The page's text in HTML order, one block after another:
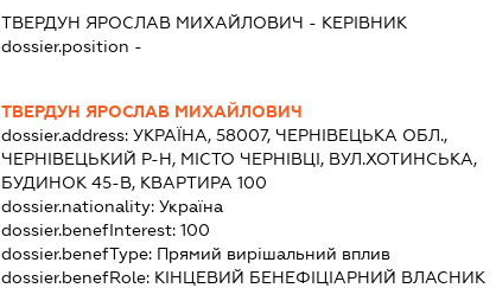
ТВЕРДУН ЯРОСЛАВ МИХАЙЛОВИЧ - КЕРІВНИК
dossier.position -
ТВЕРДУН ЯРОСЛАВ МИХАЙЛОВИЧ
dossier.address: УКРАЇНА, 58007, ЧЕРНІВЕЦЬКА ОБЛ.,
ЧЕРНІВЕЦЬКИЙ Р-Н, МІСТО ЧЕРНІВЦІ, ВУЛ.ХОТИНСЬКА,
БУДИНОК 45-В, КВАРТИРА 100
dossier.nationality: Україна
dossier.benefInterest: 100
dossier.benefType: Прямий вирішальний вплив
dossier.benefRole: КІНЦЕВИЙ БЕНЕФІЦІАРНИЙ ВЛАСНИК